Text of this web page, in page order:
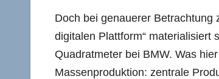
Doch bei genauerer Betrachtung
digitalen Plattform“ materialisiert
Quadratmeter bei BMW. Was
Massenproduktion: zentrale